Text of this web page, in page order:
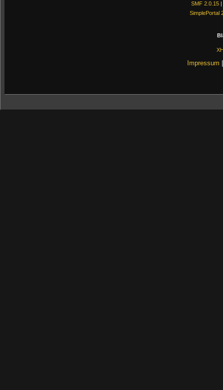
SMF 2.0.15|
SimplePortal
Impressum